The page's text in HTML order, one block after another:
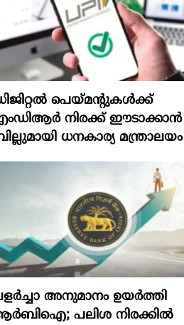
പെയ്മന്റുകൾക്ക്
നിരക്ക് ഈടാക്കാൻ
ധനകാര്യ മന്ത്രാലയം
അനുമാനം ഉയർത്തി
പലിശ നിരക്കിൽ